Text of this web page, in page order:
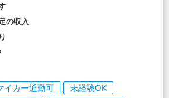
の収入
イカー通勤可
未経験OK